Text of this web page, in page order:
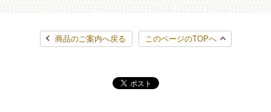
商品のご案内へ戻る このページのTOPへ